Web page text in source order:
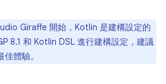
Giraffe 開始，Kotlin 是建構設定的
8.1 和 Kotlin DSL 進行建構設定，建議
體驗。